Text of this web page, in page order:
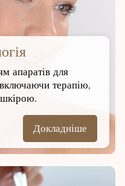
апаратів для
терапію,
Докладніше